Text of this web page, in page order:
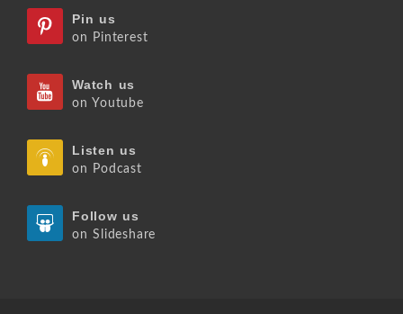
Pin us
on Pinterest
Watch us
on Youtube
Listen us
on Podcast
Follow us
on Slideshare